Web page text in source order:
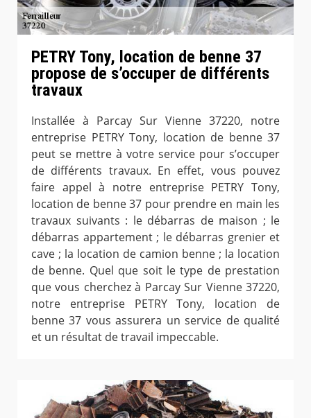
PETRY Tony, location de benne 37
propose de s’occuper de différents
travaux
Installée à Parcay Sur Vienne 37220, notre
entreprise PETRY Tony, location de benne 37
peut se mettre à votre service pour s’occuper
de différents travaux. En effet, vous pouvez
faire appel à notre entreprise PETRY Tony,
location de benne 37 pour prendre en main les
travaux suivants : le débarras de maison ; le
débarras appartement ; le débarras grenier et
cave ; la location de camion benne ; la location
de benne. Quel que soit le type de prestation
que vous cherchez à Parcay Sur Vienne 37220,
notre entreprise PETRY Tony, location de
benne 37 vous assurera un service de qualité
et un résultat de travail impeccable.